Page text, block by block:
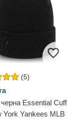
(5)
Essential Cuff
York Yankees MLB